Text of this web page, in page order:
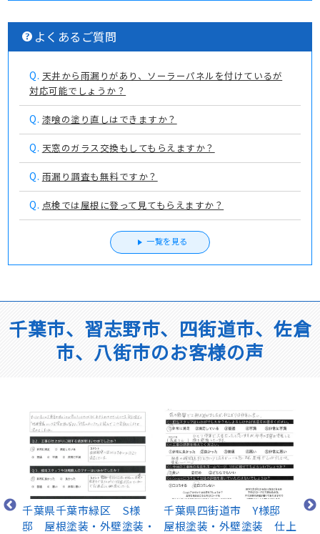
よくあるご質問
Q. 天井から雨漏りがあり、ソーラーパネルを付けているが
対応可能でしょうか？
Q. 漆喰の塗り直しはできますか？
Q. 天窓のガラス交換もしてもらえますか？
Q. 雨漏り調査も無料ですか？
Q. 点検では屋根に登って見てもらえますか？
一覧を見る
千葉市、習志野市、四街道市、佐倉
市、八街市のお客様の声
千葉県四街道市 S様邸
屋根の修理
千葉県千葉市花見区 S様
邸 屋根塗装・外壁塗装・
千